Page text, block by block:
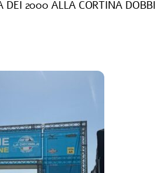
DEI 2000 ALLA CORTINA